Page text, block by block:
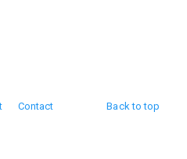
Back to top
Contact